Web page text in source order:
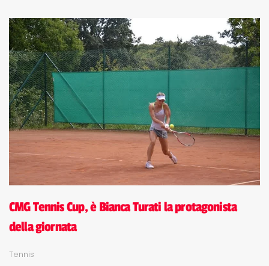
CMG Tennis Cup, è Bianca Turati la protagonista
della giornata
Tennis